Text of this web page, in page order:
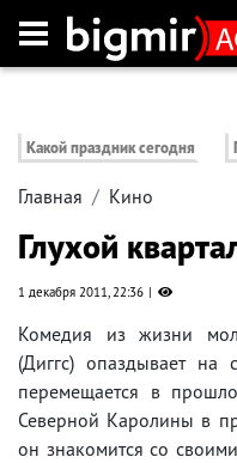
Какой праздник сегодня
Главная Кино
Глухой
1 декабря 2011, 22:36
Комедия из жизни
(Диггс) опаздывает на
перемещается в
Северной Каролины в
он знакомится со